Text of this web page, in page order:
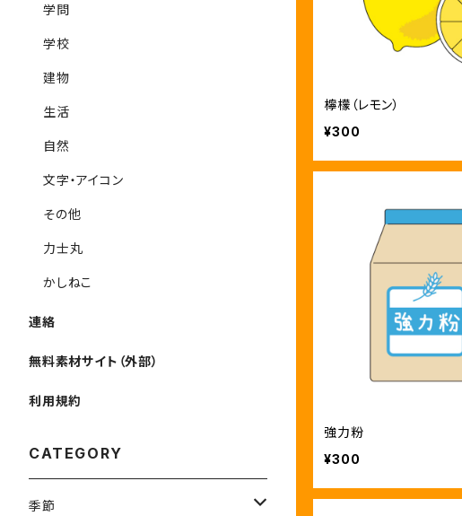
檸檬（レモン）
¥300
強力粉
¥300
学問
学校
建物
生活
自然
文字・アイコン
その他
力士丸
かしねこ
連絡
無料素材サイト（外部）
利用規約
CATEGORY
季節